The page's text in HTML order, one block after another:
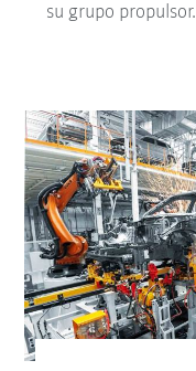
su grupo propulsor.